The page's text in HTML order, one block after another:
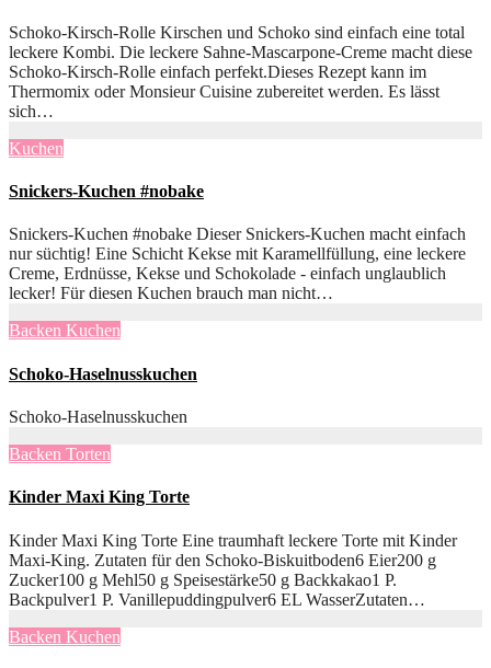
Schoko-Kirsch-Rolle Kirschen und Schoko sind einfach eine total
leckere Kombi. Die leckere Sahne-Mascarpone-Creme macht diese
Schoko-Kirsch-Rolle einfach perfekt.Dieses Rezept kann im
Thermomix oder Monsieur Cuisine zubereitet werden. Es lässt
sich…
Kuchen
Snickers-Kuchen #nobake
Snickers-Kuchen #nobake Dieser Snickers-Kuchen macht einfach
nur süchtig! Eine Schicht Kekse mit Karamellfüllung, eine leckere
Creme, Erdnüsse, Kekse und Schokolade - einfach unglaublich
lecker! Für diesen Kuchen brauch man nicht…
Backen Kuchen
Schoko-Haselnusskuchen
Schoko-Haselnusskuchen
Backen Torten
Kinder Maxi King Torte
Kinder Maxi King Torte Eine traumhaft leckere Torte mit Kinder
Maxi-King. Zutaten für den Schoko-Biskuitboden6 Eier200 g
Zucker100 g Mehl50 g Speisestärke50 g Backkakao1 P.
Backpulver1 P. Vanillepuddingpulver6 EL WasserZutaten…
Backen Kuchen